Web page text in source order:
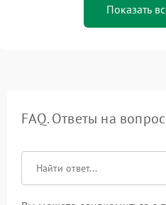
Показать
FAQ. Ответы на